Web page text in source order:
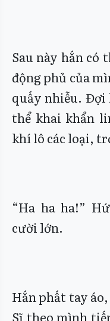
Sau này hắn có
động phủ của
quấy nhiễu. Đợi
thể khai khẩn
khí lô các loại,
“Ha ha ha!”
cười lớn.
Hắn phất tay
Sĩ theo mình